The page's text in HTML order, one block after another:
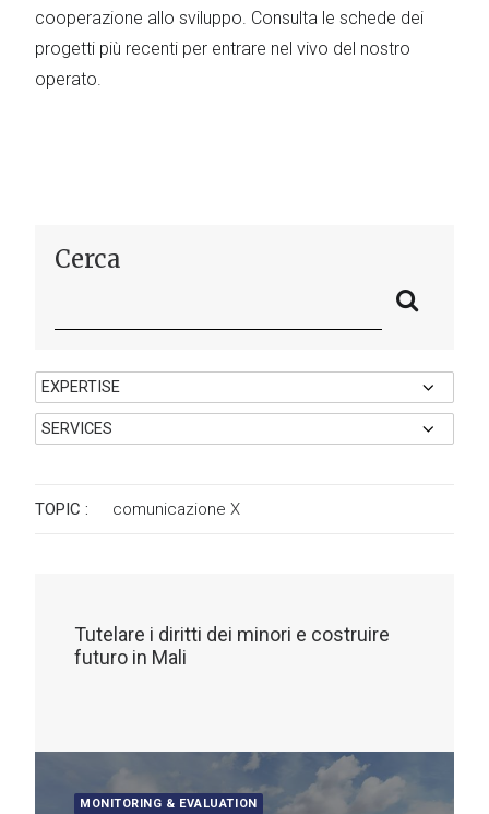
cooperazione allo sviluppo. Consulta le schede dei
progetti più recenti per entrare nel vivo del nostro
operato.
Cerca
TOPIC : comunicazione X
Tutelare i diritti dei minori e costruire
futuro in Mali
MONITORING & EVALUATION